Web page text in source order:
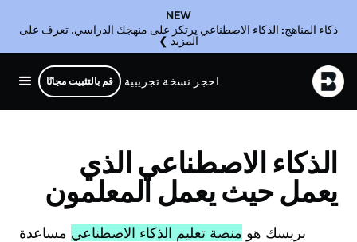
NEW
ذكاء المناهج: الذكاء الاصطناعي يرتكز على منهجك الدراسي. تعرف على
المزيد ❯
احجز نسخة تجريبية قم بالتثبيت مجانًا
الذكاء الاصطناعي الذي
يعمل حيث يعمل المعلمون
بريسك هو منصة تعليم الذكاء الاصطناعي مساعدة